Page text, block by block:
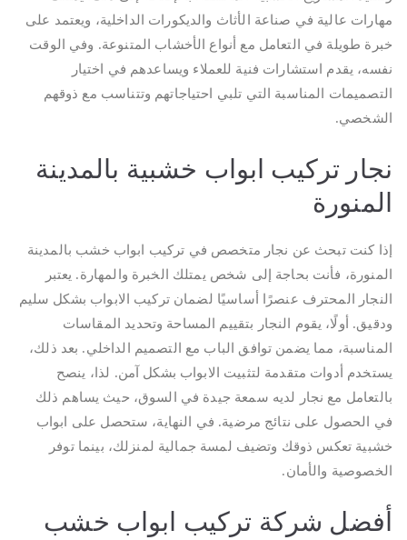
مهارات عالية في صناعة الأثاث والديكورات الداخلية، ويعتمد على
خبرة طويلة في التعامل مع أنواع الأخشاب المتنوعة. وفي الوقت
نفسه، يقدم استشارات فنية للعملاء ويساعدهم في اختيار
التصميمات المناسبة التي تلبي احتياجاتهم وتتناسب مع ذوقهم
الشخصي.
نجار تركيب ابواب خشبية بالمدينة
المنورة
إذا كنت تبحث عن نجار متخصص في تركيب ابواب خشب بالمدينة
المنورة، فأنت بحاجة إلى شخص يمتلك الخبرة والمهارة. يعتبر
النجار المحترف عنصرًا أساسيًا لضمان تركيب الابواب بشكل سليم
ودقيق. أولًا، يقوم النجار بتقييم المساحة وتحديد المقاسات
المناسبة، مما يضمن توافق الباب مع التصميم الداخلي. بعد ذلك،
يستخدم أدوات متقدمة لتثبيت الابواب بشكل آمن. لذا، ينصح
بالتعامل مع نجار لديه سمعة جيدة في السوق، حيث يساهم ذلك
في الحصول على نتائج مرضية. في النهاية، ستحصل على ابواب
خشبية تعكس ذوقك وتضيف لمسة جمالية لمنزلك، بينما توفر
الخصوصية والأمان.
أفضل شركة تركيب ابواب خشب